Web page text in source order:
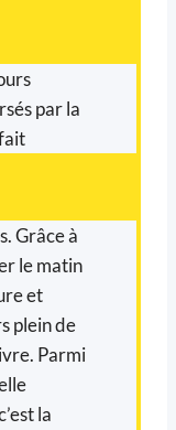
par la
Grâce à
le matin
et
plein de
Parmi
la